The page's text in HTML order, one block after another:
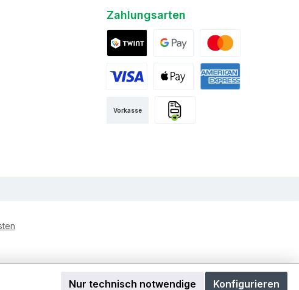
Zahlungsarten
Google PayMastercard
Vorkasse
Nur technisch notwendige Konfigurieren